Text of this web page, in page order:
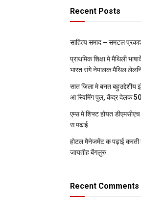
Recent Posts
साहित्य समाद – समटल
प्राथमिक शि‍क्षा मे मैथि‍ली
भारत संगे नेपालक मैथिल लेलनि
सात जिला मे बनत
आ स्विमिंग पुल, केंद्र देलक
एम्स मे शिफ्ट होयत
स पढाई
होटल मैनेजमेंट क पढ़ाई करती
जायतीह बेंगलुरु
Recent Comments